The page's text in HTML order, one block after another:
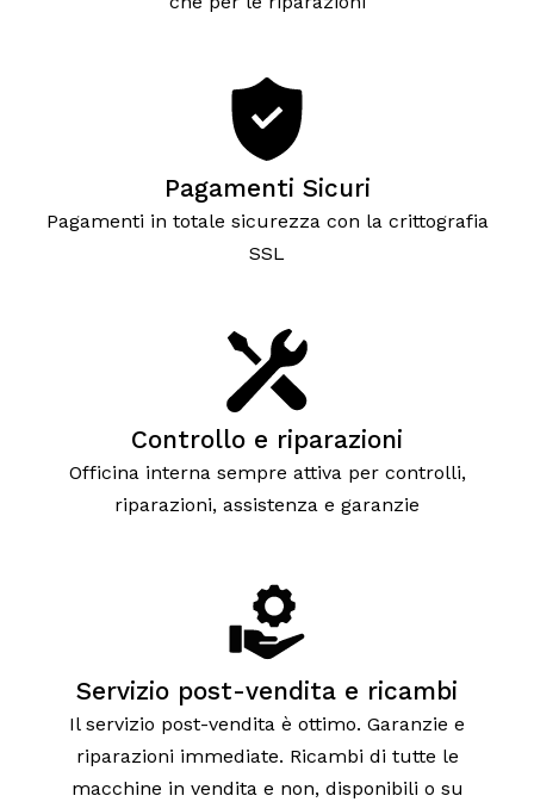
Pagamenti Sicuri
Pagamenti in totale sicurezza con la crittografia
SSL
Controllo e riparazioni
Officina interna sempre attiva per controlli,
riparazioni, assistenza e garanzie
Servizio post-vendita e ricambi
Il servizio post-vendita è ottimo. Garanzie e
riparazioni immediate. Ricambi di tutte le
macchine in vendita e non, disponibili o su